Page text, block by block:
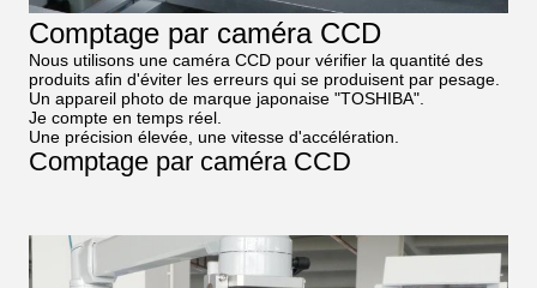
Comptage par caméra CCD
Nous utilisons une caméra CCD pour vérifier la quantité des
produits afin d'éviter les erreurs qui se produisent par pesage.
Un appareil photo de marque japonaise "TOSHIBA".
Je compte en temps réel.
Une précision élevée, une vitesse d'accélération.
Comptage par caméra CCD